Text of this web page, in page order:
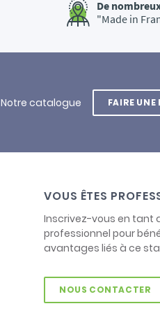
De
"Made in
Notre catalogue FAIRE UNE
VOUS ÊTES
Inscrivez-vous en tant
professionnel pour
avantages liés à ce
NOUS CONTACTER